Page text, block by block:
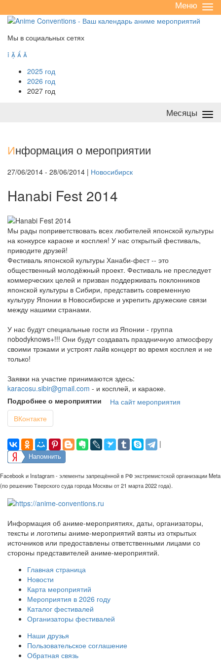
/
Меню
Мы в социальных сетях
   
2025 год
2026 год
2027 год
Месяцы
Информация о мероприятии
27/06/2014 - 28/06/2014 | Новосибирск
Hanabi Fest 2014
Мы рады поприветствовать всех любителей японской культуры
на конкурсе караоке и косплея! У нас открытый фестиваль,
приводите друзей!
Фестиваль японской культуры Ханаби-фест -- это
общественный молодёжный проект. Фестиваль не преследует
коммерческих целей и призван поддерживать поклонников
японской культуры в Сибири, представить современную
культуру Японии в Новосибирске и укрепить дружеские связи
между нашими странами.
У нас будyт специальные гости из Японии - группа
nobodyknows+!!! Они будут создавать праздничную атмосферу
своими трэками и устроят лайв концерт во время косплея и не
только!
Заявки на участие принимаются здесь:
karacosu.sibir@gmail.com - и косплей, и караоке.
Подробнее о мероприятии
На сайт мероприятия
ВКонтакте
|
Напомнить
Facebook и Instagram - элементы запрещённой в РФ экстремистской организации Meta
(по решению Тверского суда города Москвы от 21 марта 2022 года).
Информация об аниме-мероприятиях, даты, организаторы,
тексты и логотипы аниме-мероприятий взяты из открытых
источников или предоставлены ответственными лицами со
стороны представителей аниме-мероприятий.
Главная страница
Новости
Карта мероприятий
Мероприятия в 2026 году
Каталог фестивалей
Организаторы фестивалей
Наши друзья
Пользовательское соглашение
Обратная связь